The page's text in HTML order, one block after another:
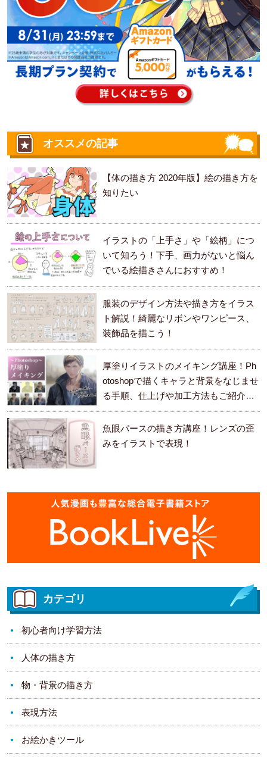
オススメの記事
【体の描き方 2020年版】絵の描き方を
知りたい
イラストの「上手さ」や「絵柄」につ
いて知ろう！下手、画力がないと悩ん
でいる絵描きさんにおすすめ！
服装のデザイン方法や描き方をイラス
ト解説！綺麗なリボンやワンピース、
装飾品を描こう！
厚塗りイラストのメイキング講座！Ph
otoshopで描くキャラと背景をなじませ
る手順、仕上げや加工方法もご紹介し
ます。
魚眼パースの描き方講座！レンズの歪
みをイラストで表現！
カテゴリ
初心者向け学習方法
人体の描き方
物・背景の描き方
表現方法
お絵かきツール